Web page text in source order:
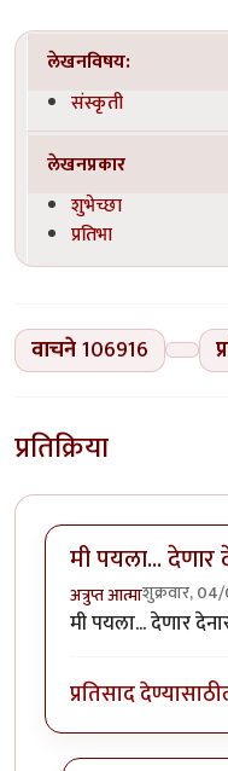
लेखनविषय:
संस्कृती
लेखनप्रकार
शुभेच्छा
प्रतिभा
वाचने106916
प्रतिक्रिया
मी पयला... देणार
अत्रुप्त आत्माशुक्रवार,
मी पयला... देणार
प्रतिसाद देण्यासाठी